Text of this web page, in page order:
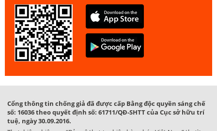
Cổng thông tin chống giả đã được cấp Bằng độc quyền sáng chế
số: 16036 theo quyết định số: 61711/QĐ-SHTT của Cục sở hữu trí
tuệ, ngày 30.09.2016.